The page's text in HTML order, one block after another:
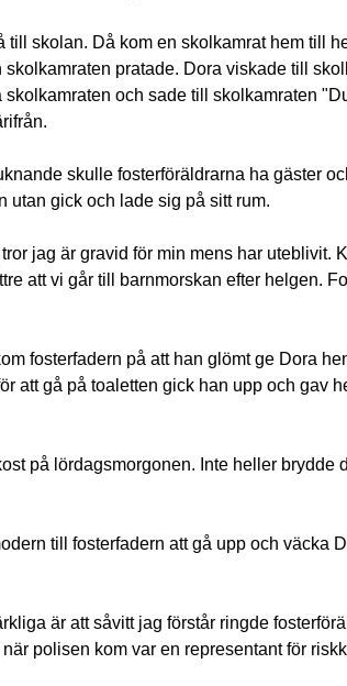
skolan. Då kom en skolkamrat hem till
pratade. Dora viskade till
och sade till skolkamraten
skulle fosterföräldrarna ha gäster
utan gick och lade sig på sitt rum.
jag är gravid för min mens har uteblivit.
att vi går till barnmorskan efter helgen.
fosterfadern på att han glömt ge Dora
att gå på toaletten gick han upp och gav
på lördagsmorgonen. Inte heller brydde
till fosterfadern att gå upp och väcka
är att såvitt jag förstår ringde
polisen kom var en representant för